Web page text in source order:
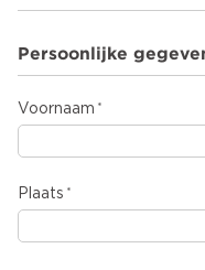
Persoonlijke
Voornaam
Plaats